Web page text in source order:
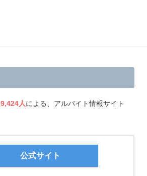
9,424人による、アルバイト情報サイト
公式サイト